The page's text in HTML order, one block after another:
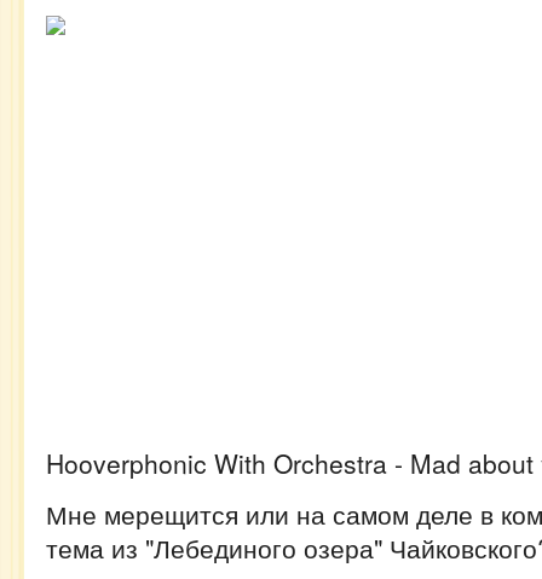
Hooverphonic With Orchestra - Mad about
Мне мерещится или на самом деле в
тема из "Лебединого озера"